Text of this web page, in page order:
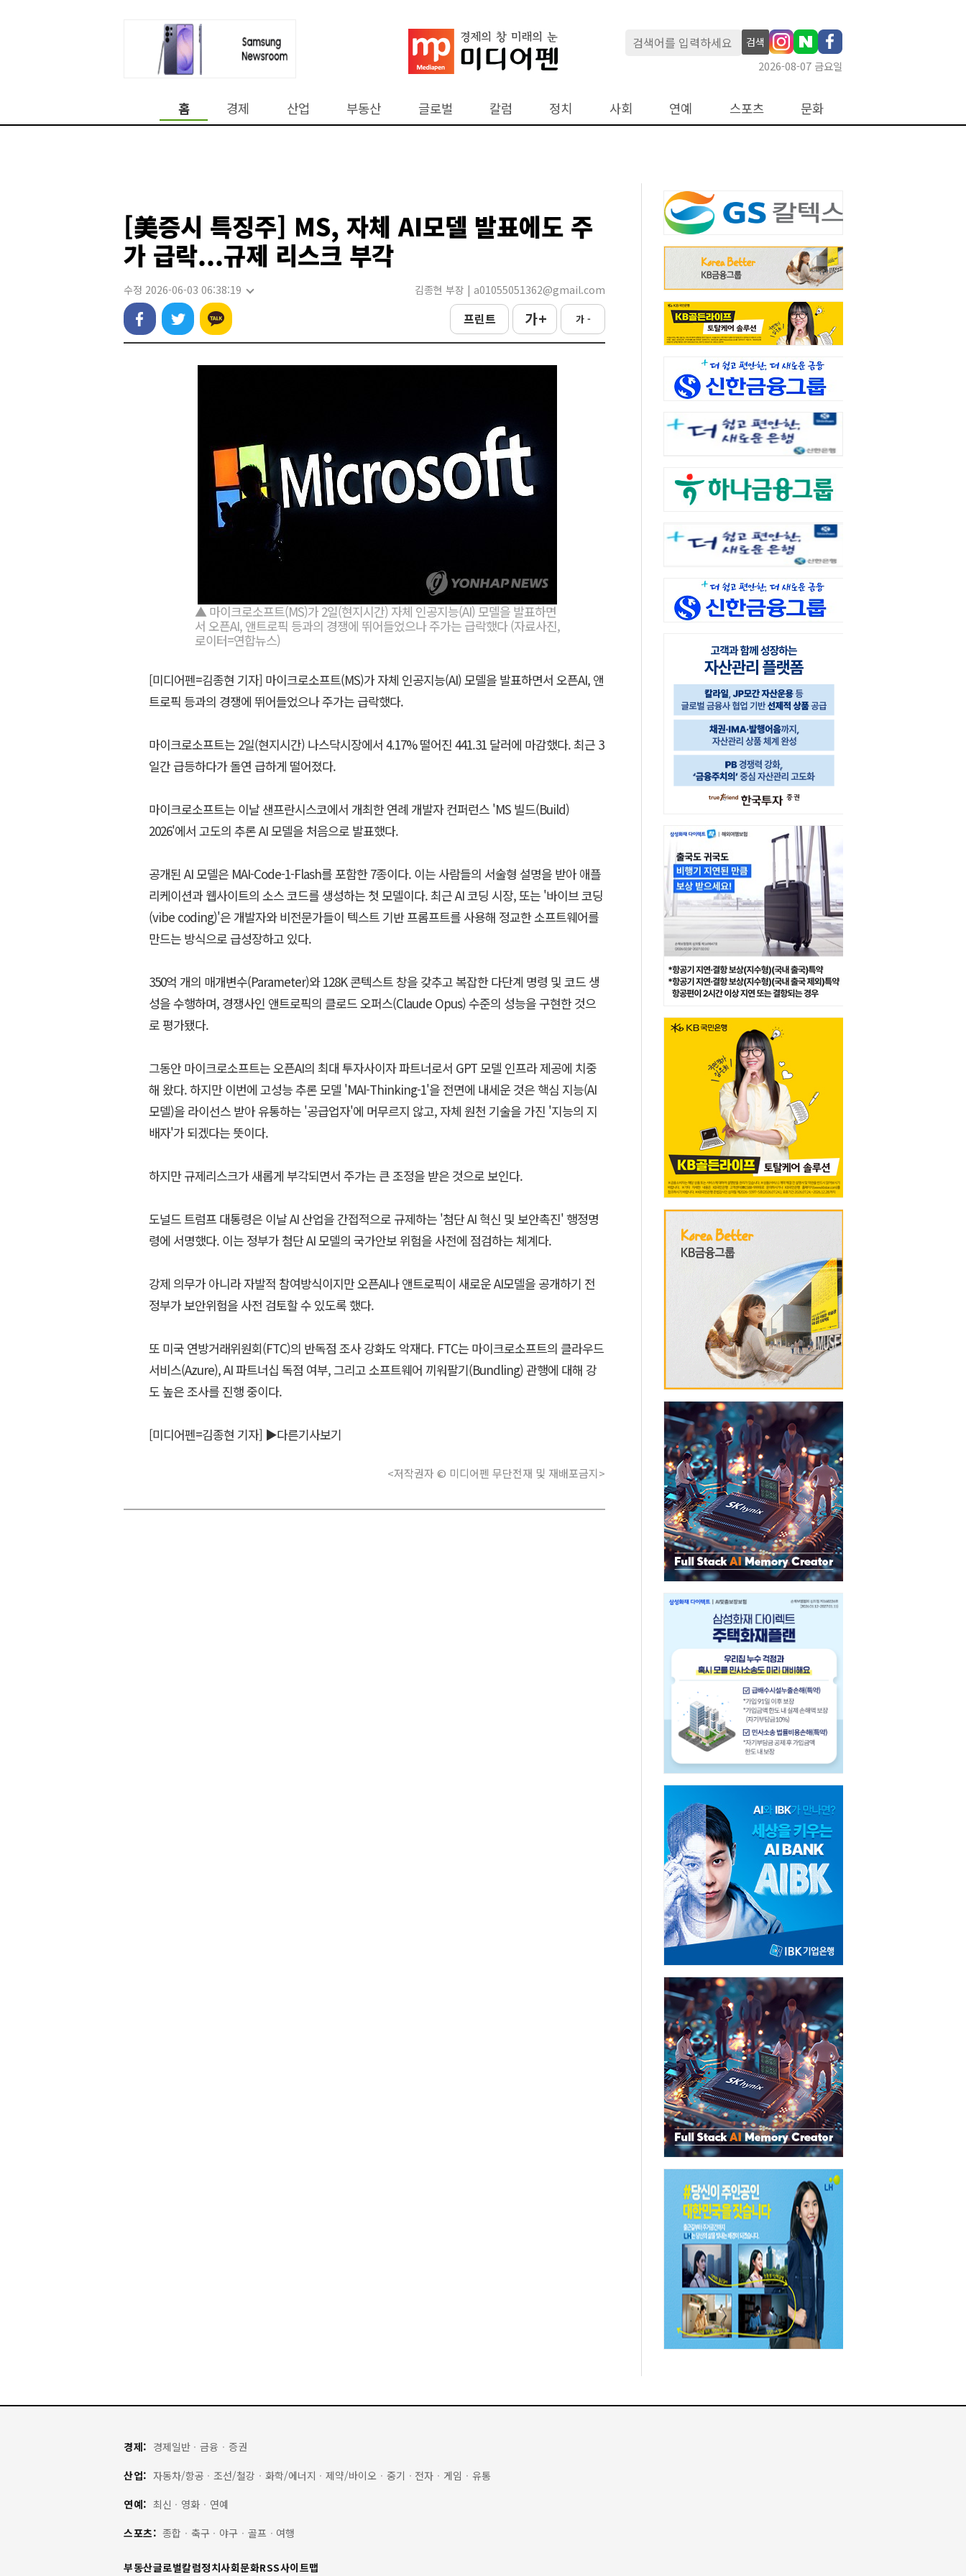
검색
2026-08-07 금요일
홈 경제 산업 부동산 글로벌 칼럼 정치 사회 연예 스포츠 문화
[美증시 특징주] MS, 자체 AI모델 발표에도 주
가 급락...규제 리스크 부각
수정 2026-06-03 06:38:19 김종현 부장 | a01055051362@gmail.com
프린트 가 + 가 -
▲ 마이크로소프트(MS)가 2일(현지시간) 자체 인공지능(AI) 모델을 발표하면
서 오픈AI, 앤트로픽 등과의 경쟁에 뛰어들었으나 주가는 급락했다 (자료사진,
로이터=연합뉴스)
[미디어펜=김종현 기자] 마이크로소프트(MS)가 자체 인공지능(AI) 모델을 발표하면서 오픈AI, 앤
트로픽 등과의 경쟁에 뛰어들었으나 주가는 급락했다.
마이크로소프트는 2일(현지시간) 나스닥시장에서 4.17% 떨어진 441.31 달러에 마감했다. 최근 3
일간 급등하다가 돌연 급하게 떨어졌다.
마이크로소프트는 이날 샌프란시스코에서 개최한 연례 개발자 컨퍼런스 'MS 빌드(Build)
2026'에서 고도의 추론 AI 모델을 처음으로 발표했다.
공개된 AI 모델은 MAI-Code-1-Flash를 포함한 7종이다. 이는 사람들의 서술형 설명을 받아 애플
리케이션과 웹사이트의 소스 코드를 생성하는 첫 모델이다. 최근 AI 코딩 시장, 또는 '바이브 코딩
(vibe coding)'은 개발자와 비전문가들이 텍스트 기반 프롬프트를 사용해 정교한 소프트웨어를
만드는 방식으로 급성장하고 있다.
350억 개의 매개변수(Parameter)와 128K 콘텍스트 창을 갖추고 복잡한 다단계 명령 및 코드 생
성을 수행하며, 경쟁사인 앤트로픽의 클로드 오퍼스(Claude Opus) 수준의 성능을 구현한 것으
로 평가됐다.
그동안 마이크로소프트는 오픈AI의 최대 투자사이자 파트너로서 GPT 모델 인프라 제공에 치중
해 왔다. 하지만 이번에 고성능 추론 모델 'MAI-Thinking-1'을 전면에 내세운 것은 핵심 지능(AI
모델)을 라이선스 받아 유통하는 '공급업자'에 머무르지 않고, 자체 원천 기술을 가진 '지능의 지
배자'가 되겠다는 뜻이다.
하지만 규제리스크가 새롭게 부각되면서 주가는 큰 조정을 받은 것으로 보인다.
도널드 트럼프 대통령은 이날 AI 산업을 간접적으로 규제하는 '첨단 AI 혁신 및 보안촉진' 행정명
령에 서명했다. 이는 정부가 첨단 AI 모델의 국가안보 위험을 사전에 점검하는 체계다.
강제 의무가 아니라 자발적 참여방식이지만 오픈AI나 앤트로픽이 새로운 AI모델을 공개하기 전
정부가 보안위험을 사전 검토할 수 있도록 했다.
또 미국 연방거래위원회(FTC)의 반독점 조사 강화도 악재다. FTC는 마이크로소프트의 클라우드
서비스(Azure), AI 파트너십 독점 여부, 그리고 소프트웨어 끼워팔기(Bundling) 관행에 대해 강
도 높은 조사를 진행 중이다.
[미디어펜=김종현 기자] ▶다른기사보기
<저작권자 © 미디어펜 무단전재 및 재배포금지>
경제: 경제일반 · 금융 · 증권
산업: 자동차/항공 · 조선/철강 · 화학/에너지 · 제약/바이오 · 중기 · 전자 · 게임 · 유통
연예: 최신 · 영화 · 연예
스포츠: 종합 · 축구 · 야구 · 골프 · 여행
부동산글로벌칼럼정치사회문화RSS사이트맵